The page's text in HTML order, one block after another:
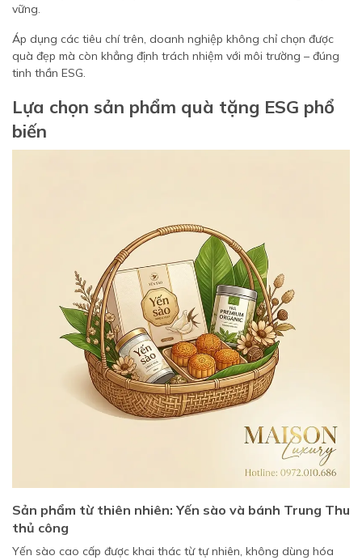
vững.
Áp dụng các tiêu chí trên, doanh nghiệp không chỉ chọn được
quà đẹp mà còn khẳng định trách nhiệm với môi trường – đúng
tinh thần ESG.
Lựa chọn sản phẩm quà tặng ESG phổ
biến
Sản phẩm từ thiên nhiên: Yến sào và bánh Trung Thu
thủ công
Yến sào cao cấp được khai thác từ tự nhiên, không dùng hóa